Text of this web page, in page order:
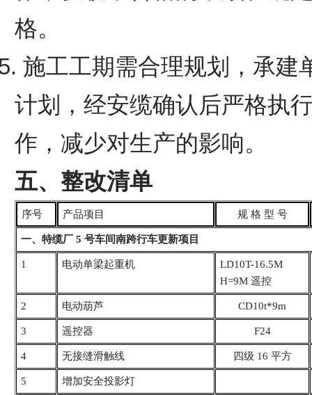
格。
施工工期需合理规划，承建
计划，经安缆确认后严格执
作，减少对生产的影响。
五、 整改清单
序号 产品项目 规 格 型 号
一、特缆厂 5 号车间南跨行车更新项目
1 电动单梁起重机
LD10T-16.5M
H=9M 遥控
2 电动葫芦 CD10t*9m
3 遥控器 F24
4 无接缝滑触线 四级 16 平方
5 增加安全投影灯